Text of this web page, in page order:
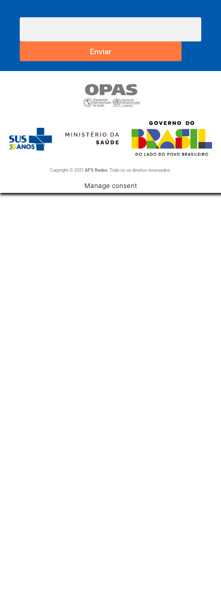
Enviar
Copyright © 2021 APS Redes. Todo os os direitos reservados.
Manage consent